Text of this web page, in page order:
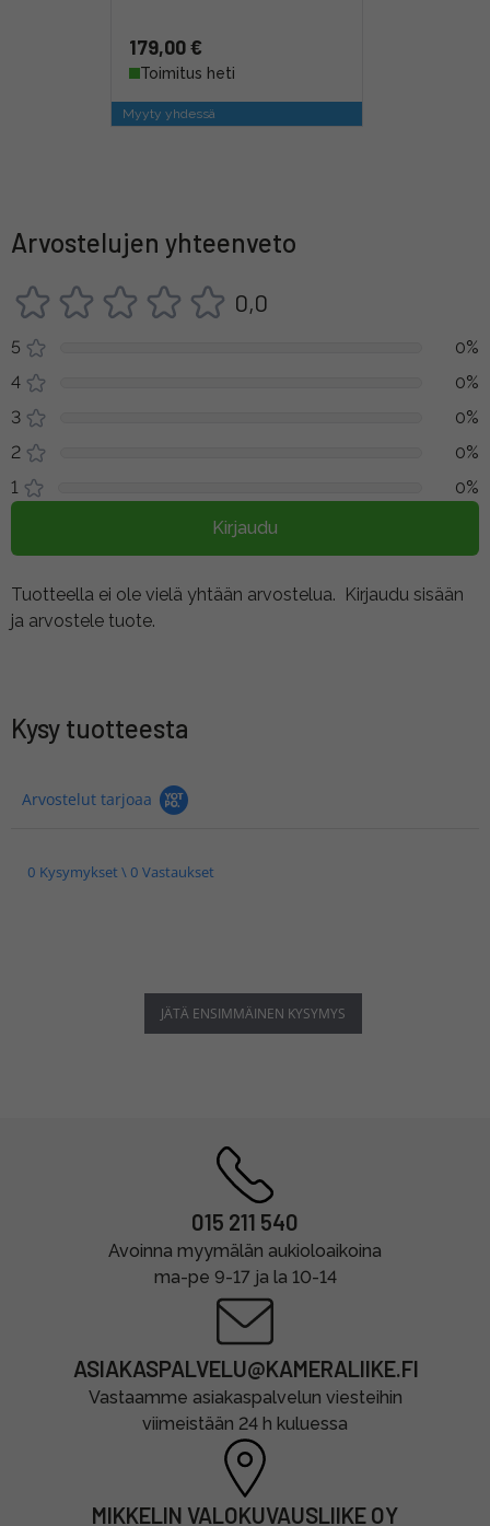
179,00 €
Toimitus heti
Myyty yhdessä
Arvostelujen yhteenveto
0,0
5
0%
4
0%
3
0%
2
0%
1
0%
Kirjaudu
Tuotteella ei ole vielä yhtään arvostelua. Kirjaudu sisään
ja arvostele tuote.
Kysy tuotteesta
Arvostelut tarjoaa
0 Kysymykset \ 0 Vastaukset
JÄTÄ ENSIMMÄINEN KYSYMYS
015 211 540
Avoinna myymälän aukioloaikoina
ma-pe 9-17 ja la 10-14
ASIAKASPALVELU@KAMERALIIKE.FI
Vastaamme asiakaspalvelun viesteihin
viimeistään 24 h kuluessa
MIKKELIN VALOKUVAUSLIIKE OY